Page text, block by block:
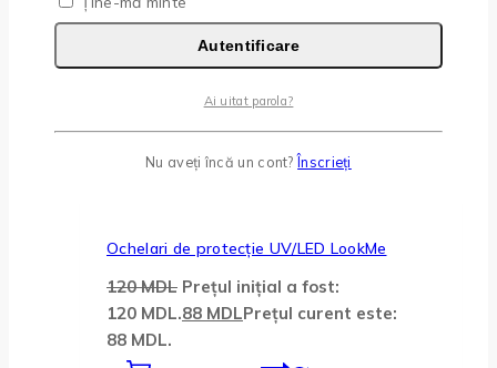
260 MDL.
Citește Mai Mult
Produse la vanzare
Adaugă La Favorite Quick View
Ochelari de protecție UV/LED LookMe
120MDL Prețul inițial a fost:
120 MDL.88 MDLPrețul curent este:
88 MDL.
Autentificare
Ai uitat parola?
Nu aveți încă un cont?Înscrieți